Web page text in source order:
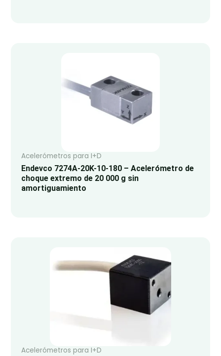
Acelerómetros para I+D
Endevco 7274A-20K-10-180 – Acelerómetro de
choque extremo de 20 000 g sin
amortiguamiento
Acelerómetros para I+D